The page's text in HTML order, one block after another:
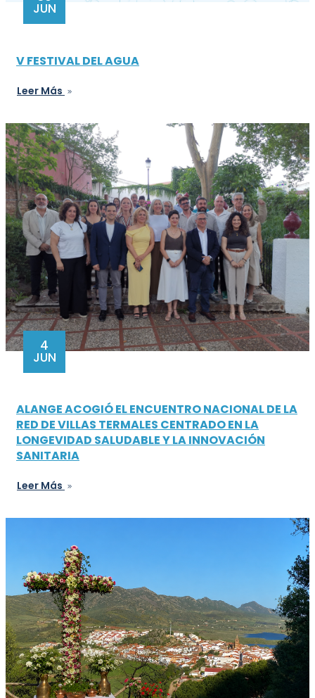
JUN
V FESTIVAL DEL AGUA
Leer Más
4
JUN
ALANGE ACOGIÓ EL ENCUENTRO NACIONAL DE LA
RED DE VILLAS TERMALES CENTRADO EN LA
LONGEVIDAD SALUDABLE Y LA INNOVACIÓN
SANITARIA
Leer Más